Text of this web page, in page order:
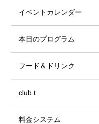
イベントカレンダー
本日のプログラム
フード＆ドリンク
club t
料金システム